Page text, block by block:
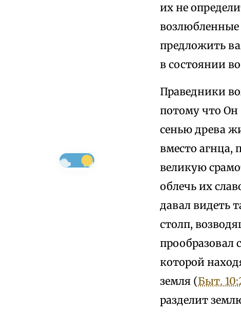
их не
возлюбленные
предложить
в состоянии
Праведники
потому что Он
сенью древа
вместо агнца,
великую
облечь их
давал видеть
столп,
прообразовал
которой
земля (Быт.
разделит